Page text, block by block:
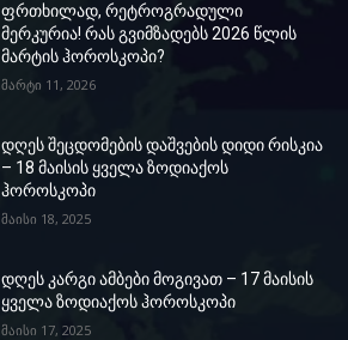
ფრთხილად, რეტროგრადული
მერკურია! რას გვიმზადებს 2026 წლის
მარტის ჰოროსკოპი?
მარტი 11, 2026
დღეს შეცდომების დაშვების დიდი რისკია
– 18 მაისის ყველა ზოდიაქოს
ჰოროსკოპი
მაისი 18, 2025
დღეს კარგი ამბები მოგივათ – 17 მაისის
ყველა ზოდიაქოს ჰოროსკოპი
მაისი 17, 2025